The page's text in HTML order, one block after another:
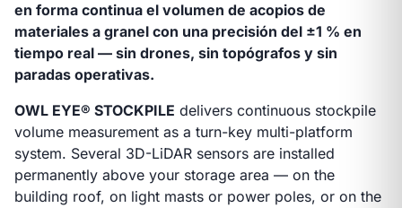
en forma continua el volumen de acopios de
materiales a granel con una precisión del ±1 % en
tiempo real — sin drones, sin topógrafos y sin
paradas operativas.
OWL EYE® STOCKPILE delivers continuous stockpile
volume measurement as a turn-key multi-platform
system. Several 3D-LiDAR sensors are installed
permanently above your storage area — on the
building roof, on light masts or power poles, or on the